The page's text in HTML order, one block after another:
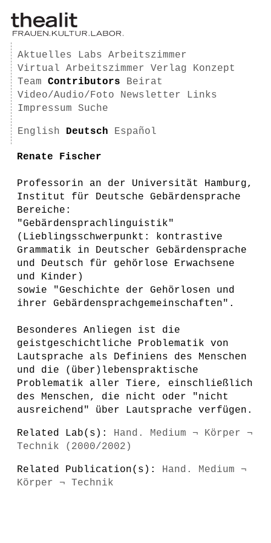
Aktuelles Labs
Arbeitszimmer
Virtual Arbeitszimmer
Verlag
Konzept
Team
Contributors
Beirat
Video/Audio/Foto
Newsletter
Links
Impressum
Suche
English Deutsch Español
Renate Fischer
Professorin an der Universität Hamburg,
Institut für Deutsche Gebärdensprache
Bereiche:
"Gebärdensprachlinguistik"
(Lieblingsschwerpunkt: kontrastive
Grammatik in Deutscher Gebärdensprache
und Deutsch für gehörlose Erwachsene
und Kinder)
sowie "Geschichte der Gehörlosen und
ihrer Gebärdensprachgemeinschaften".
Besonderes Anliegen ist die
geistgeschichtliche Problematik von
Lautsprache als Definiens des Menschen
und die (über)lebenspraktische
Problematik aller Tiere, einschließlich
des Menschen, die nicht oder "nicht
ausreichend" über Lautsprache verfügen.
Related Lab(s): Hand. Medium ¬ Körper ¬
Technik (2000/2002)
Related Publication(s): Hand. Medium ¬
Körper ¬ Technik